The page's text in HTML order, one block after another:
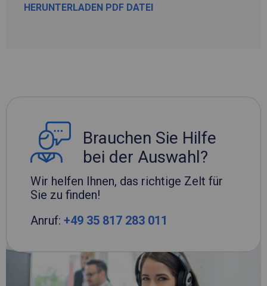
HERUNTERLADEN PDF DATEI
Brauchen Sie Hilfe
bei der Auswahl?
Wir helfen Ihnen, das richtige Zelt für
Sie zu finden!
Anruf: +49 35 817 283 011